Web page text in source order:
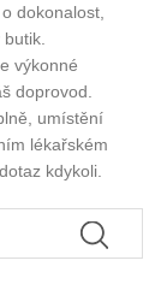
dokonalost,
výkonné
doprovod.
umístění
lékařském
kdykoli.